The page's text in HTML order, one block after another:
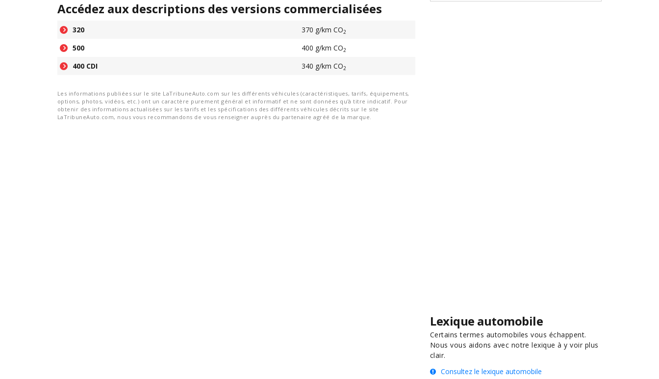
Accédez aux descriptions des versions commercialisées
320 370 g/km CO2
500 400 g/km CO2
400 CDI 340 g/km CO2
Les informations publiées sur le site LaTribuneAuto.com sur les différents véhicules (caractéristiques, tarifs, équipements,
options, photos, vidéos, etc.) ont un caractère purement général et informatif et ne sont données qu'à titre indicatif. Pour
obtenir des informations actualisées sur les tarifs et les spécifications des différents véhicules décrits sur le site
LaTribuneAuto.com, nous vous recommandons de vous renseigner auprès du partenaire agréé de la marque.
Lexique automobile
Certains termes automobiles vous échappent.
Nous vous aidons avec notre lexique à y voir plus
clair.
Consultez le lexique automobile